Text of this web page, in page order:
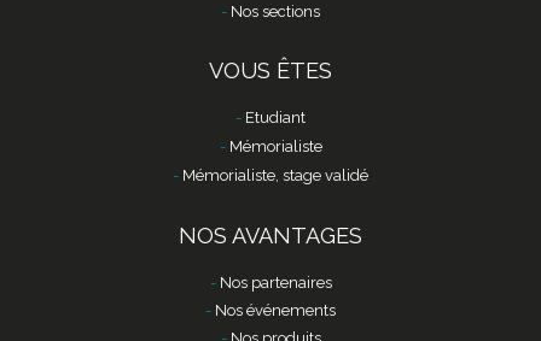
Nos sections
VOUS ÊTES
Etudiant
Mémorialiste
Mémorialiste, stage validé
NOS AVANTAGES
Nos partenaires
Nos événements